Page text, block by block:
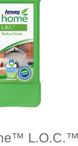
L.O.C.™